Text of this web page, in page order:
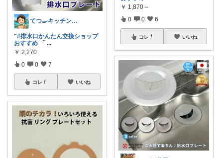
てつ🍳キッチンアイテム｜アイコン変更
"#排水口かんたん交換ショップ
おすすめ 「 ...
￥ 2,270
0 0 7
コレ いいね
￥ 1,870～
0 0 6
コレ いいね